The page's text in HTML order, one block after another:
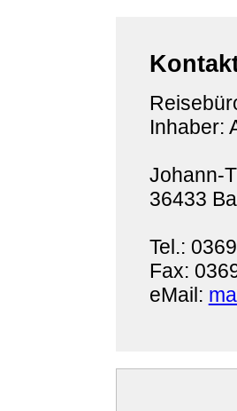
Inhaber:
Johann-
36433
Tel.:
Fax:
eMail: